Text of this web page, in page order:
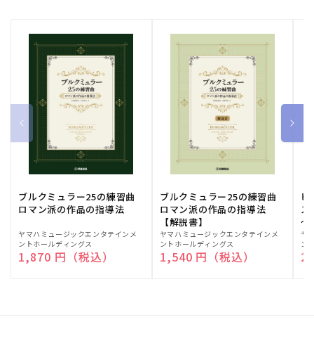
ブルクミュラー25の練習曲
ロマン派の作品の指導法
販
売
元:
ヤマハミュージックエンタテインメ
ントホールディングス
通常価格
1,870 円（税込）
ブルクミュラー25の練習曲
ロマン派の作品の指導法
【解説書】
販
売
元:
ヤマハミュージックエンタテインメ
ントホールディングス
通常価格
1,540 円（税込）
ピ
ス
～
販
売
元:
ヤ
ン